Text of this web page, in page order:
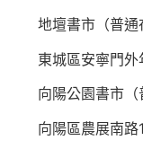
地壇書市（普通
東城區安寧門
向陽公園書市（
向陽區農展南路